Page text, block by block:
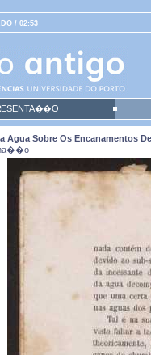
/ 02:53
Agua Sobre Os Encanamentos